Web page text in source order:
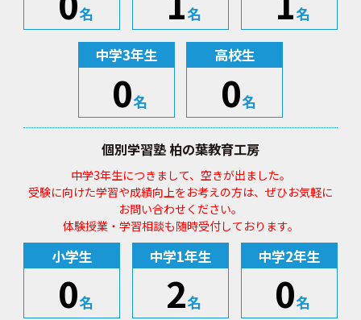
名 名 名
中学3年生
0名
高校生
0名
個別学習塾 柏の葉教育工房
中学3年生につきまして、空きが出ました。
受験に向けた学習や成績向上をお考えの方は、ぜひお気軽に
お問い合わせください。
体験授業・学習相談も随時受付しております。
小学生
0名
中学1年生
2名
中学2年生
0名